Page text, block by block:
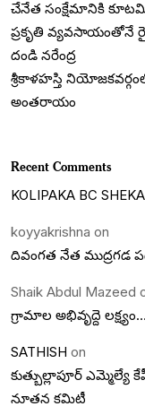
చేనేత సంక్షేమానికి కూటమి
ప్రకృతి వ్యవసాయంతోనే
దండి నరేంద్ర
శ్రీకాళహస్తి
అంతరాయం
Recent Comments
KOLIPAKA BC
koyyakrishna on
దివంగత నేత ముద్రగడ
Shaik Abdul Mazeed
గ్రామాల అభివృద్దె
SATHISH on
కుత్బుల్లాపూర్ ఎమ్మెల్యే
నూతన కమిటీ